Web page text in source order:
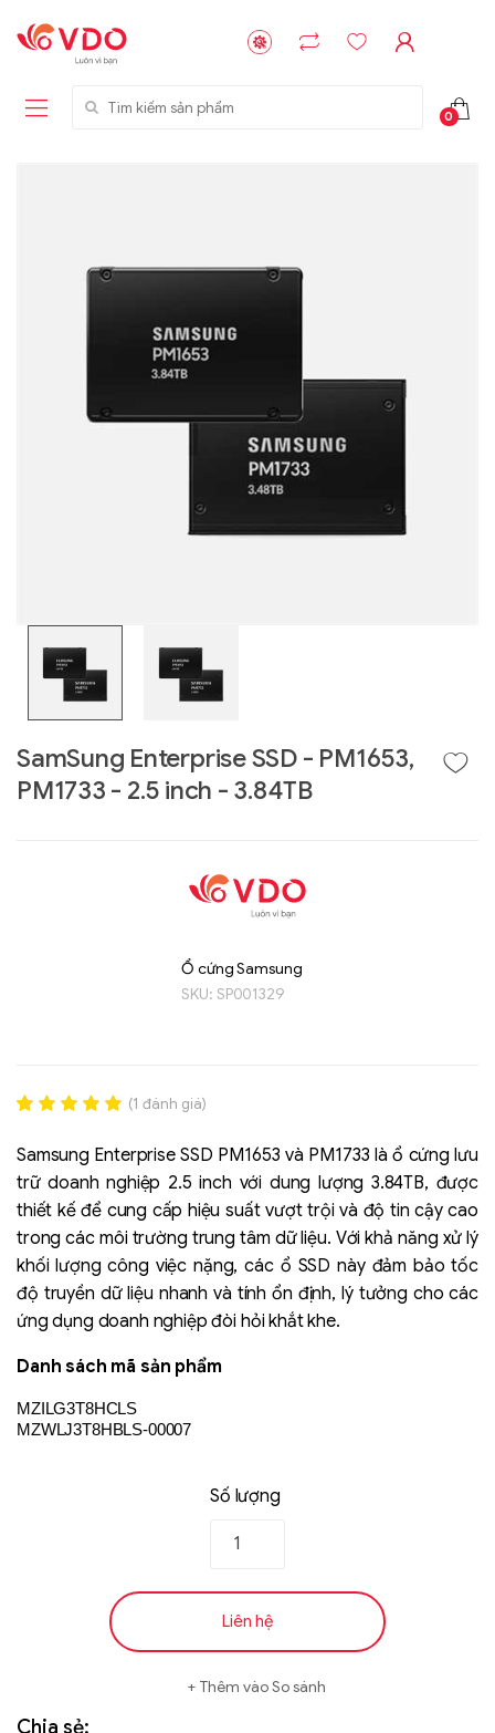
Tìm kiếm sản phẩm
0
SamSung Enterprise SSD - PM1653,
PM1733 - 2.5 inch - 3.84TB
Ổ cứng Samsung
SKU: SP001329
out of 5
based on
đánh giá
(1 đánh giá)
Samsung Enterprise SSD PM1653 và PM1733 là ổ cứng lưu
trữ doanh nghiệp 2.5 inch với dung lượng 3.84TB, được
thiết kế để cung cấp hiệu suất vượt trội và độ tin cậy cao
trong các môi trường trung tâm dữ liệu. Với khả năng xử lý
khối lượng công việc nặng, các ổ SSD này đảm bảo tốc
độ truyền dữ liệu nhanh và tính ổn định, lý tưởng cho các
ứng dụng doanh nghiệp đòi hỏi khắt khe.
Danh sách mã sản phẩm
MZILG3T8HCLS
MZWLJ3T8HBLS-00007
Số lượng
Liên hệ
Thêm vào So sánh
Chia sẻ:
Storage Micron -
Liên hệ
SK hynix - DRAM
- GDDR - GDDR6
G593-ZD1 (rev.
AAP1)